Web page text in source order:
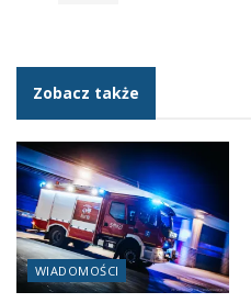
Zobacz także
WIADOMOŚCI